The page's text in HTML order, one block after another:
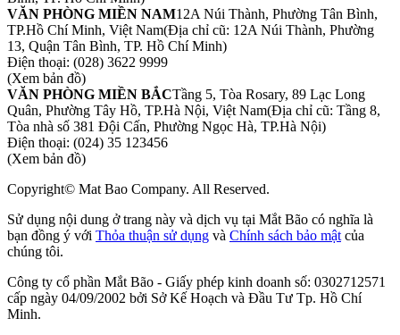
VĂN PHÒNG MIỀN NAM12A Núi Thành, Phường Tân Bình,
TP.Hồ Chí Minh, Việt Nam(Địa chỉ cũ: 12A Núi Thành, Phường
13, Quận Tân Bình, TP. Hồ Chí Minh)
Điện thoại: (028) 3622 9999
(Xem bản đồ)
VĂN PHÒNG MIỀN BẮCTầng 5, Tòa Rosary, 89 Lạc Long
Quân, Phường Tây Hồ, TP.Hà Nội, Việt Nam(Địa chỉ cũ: Tầng 8,
Tòa nhà số 381 Đội Cấn, Phường Ngọc Hà, TP.Hà Nội)
Điện thoại: (024) 35 123456
(Xem bản đồ)
Copyright© Mat Bao Company. All Reserved.
Sử dụng nội dung ở trang này và dịch vụ tại Mắt Bão có nghĩa là
bạn đồng ý với Thỏa thuận sử dụng và Chính sách bảo mật của
chúng tôi.
Công ty cổ phần Mắt Bão - Giấy phép kinh doanh số: 0302712571
cấp ngày 04/09/2002 bởi Sở Kế Hoạch và Đầu Tư Tp. Hồ Chí
Minh.